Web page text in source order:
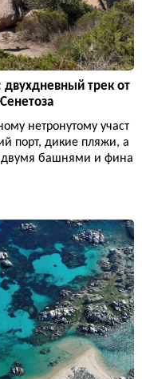
двухдневный трек от
нетронутому участ
порт, дикие пляжи, а
двумя башнями и фина